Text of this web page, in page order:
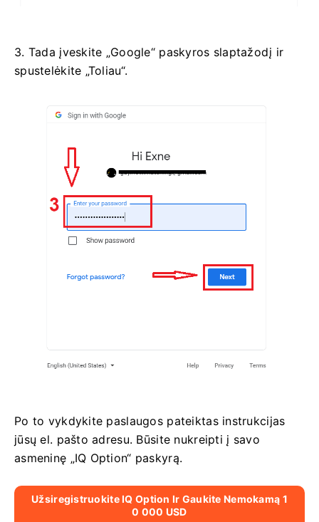
3. Tada įveskite „Google“ paskyros slaptažodį ir
spustelėkite „Toliau“.
Po to vykdykite paslaugos pateiktas instrukcijas
jūsų el. pašto adresu. Būsite nukreipti į savo
asmeninę „IQ Option“ paskyrą.
Užsiregistruokite IQ Option Ir Gaukite Nemokamą 1
0 000 USD